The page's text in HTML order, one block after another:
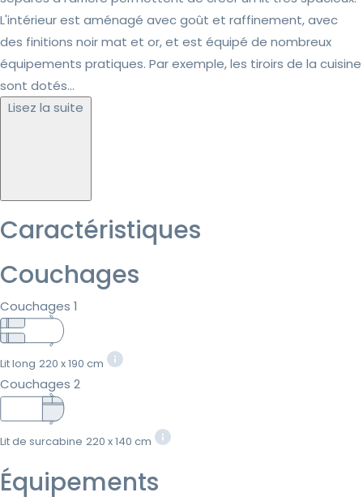
L'intérieur est aménagé avec goût et raffinement, avec
des finitions noir mat et or, et est équipé de nombreux
équipements pratiques. Par exemple, les tiroirs de la cuisine
sont dotés...
Lisez la suite
Caractéristiques
Couchages
Couchages 1
Lit long 220 x 190 cm
Couchages 2
Lit de surcabine 220 x 140 cm
Équipements